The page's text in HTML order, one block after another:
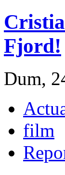
Fjord!
Dum,
film